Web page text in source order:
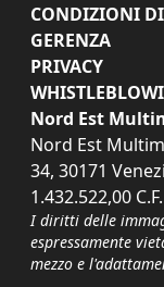
CONDIZIONI
GERENZA
PRIVACY
Nord Est
Nord Est
34, 30171
1.432.522,00
I diritti delle
espressamente
mezzo e